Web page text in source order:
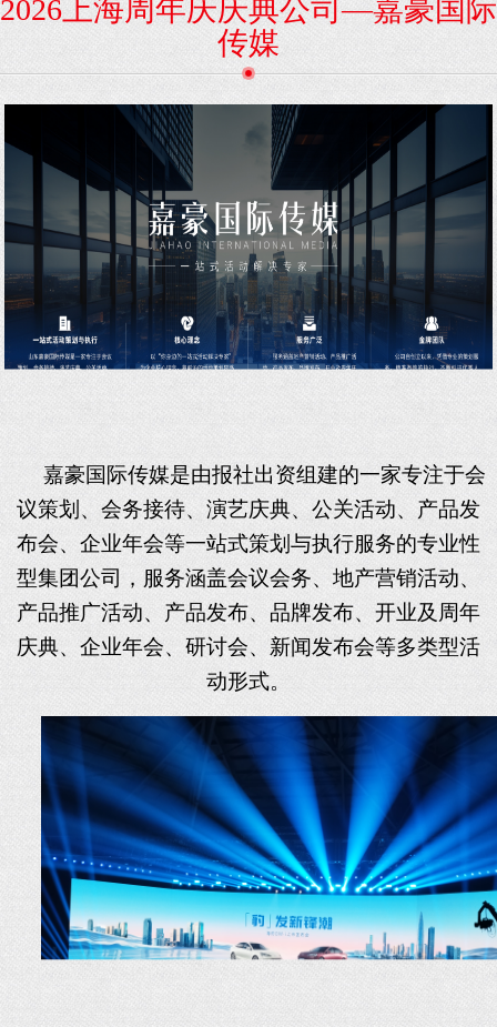
2026上海周年庆庆典公司—嘉豪国际
传媒
嘉豪国际传媒是由报社出资组建的一家专注于会
议策划、会务接待、 演艺庆典、 公关活动、产品发
布会、 企业年会等一站式策划与执行服务的专业性
型集团公司，服务涵盖会议会务、地产营销活动、
产品推广活动、产品发布、品牌发布、开业及周年
庆典、企业年会、研讨会、新闻发布会等多类型活
动形式。